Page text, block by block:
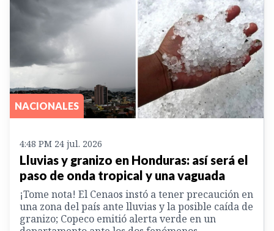
NACIONALES
4:48 PM 24 jul. 2026
Lluvias y granizo en Honduras: así será el
paso de onda tropical y una vaguada
¡Tome nota! El Cenaos instó a tener precaución en
una zona del país ante lluvias y la posible caída de
granizo; Copeco emitió alerta verde en un